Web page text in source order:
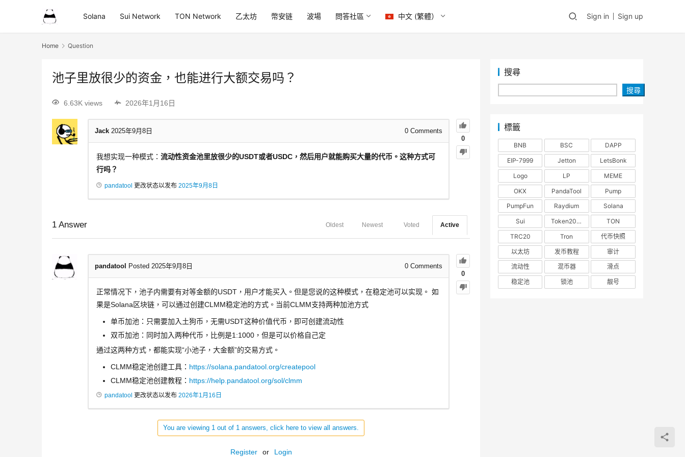
Solana Sui Network TON Network 乙太坊 幣安链 波場 問答社區 中文 (繁體） Sign in Sign up
Home Question
池子里放很少的资金，也能进行大额交易吗？
6.63K views 2026年1月16日
0
Jack 2025年9月8日 0 Comments
我想实现一种模式： 流动性资金池里放很少的USDT或者USDC，然后用户就能购买大量的代币。这种方式可
行吗？
pandatool 更改状态以发布 2025年9月8日
1 Answer Active
Voted
Newest
Oldest
0
pandatool Posted 2025年9月8日 0 Comments
正常情况下，池子内需要有对等金额的USDT，用户才能买入。但是您说的这种模式，在稳定池可以实现。 如
果是Solana区块链，可以通过创建CLMM稳定池的方式。当前CLMM支持两种加池方式
单币加池：只需要加入土狗币，无需USDT这种价值代币，即可创建流动性
双币加池：同时加入两种代币，比例是1:1000，但是可以价格自己定
通过这两种方式，都能实现“小池子，大金额”的交易方式。
CLMM稳定池创建工具： https://solana.pandatool.org/createpool
CLMM稳定池创建教程： https://help.pandatool.org/sol/clmm
pandatool 更改状态以发布 2026年1月16日
You are viewing 1 out of 1 answers, click here to view all answers.
Register or Login
搜尋
搜尋
標籤
BNB BSC
DAPP
EIP-7999
Jetton
LetsBonk
Logo
LP
MEME
OKX
PandaTool
Pump
PumpFun
Raydium
Solana
Sui
Token2022
TON
TRC20
Tron
代币快照
以太坊
发币教程
审计
流动性
混币器
滑点
稳定池
锁池 靓号